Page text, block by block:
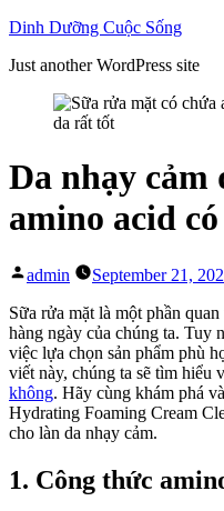
Skip
content
Dinh Dưỡng Cuộc Sống
Just another WordPress site
Da nhạy cảm
amino acid
Posted
admin September 21,
Sữa rửa mặt là một phần
hàng ngày của chúng ta. Tuy
việc lựa chọn sản phẩm phù
viết này, chúng ta sẽ tìm hiểu
không. Hãy cùng khám phá
Hydrating Foaming Cream
cho làn da nhạy cảm.
1. Công thức